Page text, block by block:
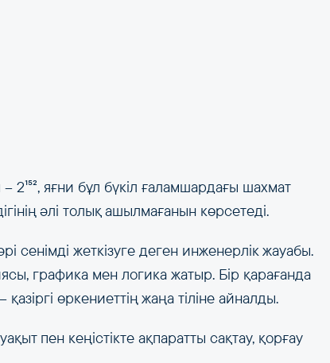
2¹⁵², яғни бұл бүкіл ғаламшардағы шахмат
әлі толық ашылмағанын көрсетеді.
сенімді жеткізуге деген инженерлік жауабы.
графика мен логика жатыр. Бір қарағанда
өркениеттің жаңа тіліне айналды.
пен кеңістікте ақпаратты сақтау, қорғау